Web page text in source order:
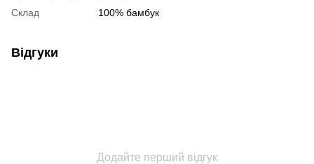
Склад
100% бамбук
Відгуки
Додайте перший відгук